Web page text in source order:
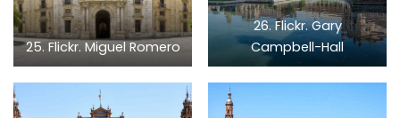
25. Flickr. Miguel Romero
26. Flickr. Gary
Campbell-Hall